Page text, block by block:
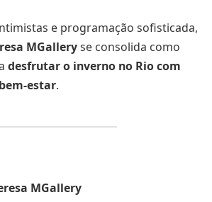
e programação sofisticada,
MGalleryse consolida como
desfrutar o inverno no Rio com
estar.
MGallery